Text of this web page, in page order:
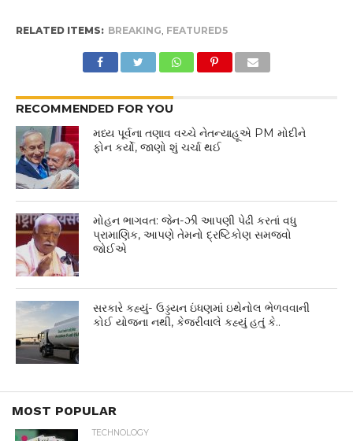
RELATED ITEMS: BREAKING, FEATURED5
RECOMMENDED FOR YOU
મધ્ય પૂર્વના તણાવ વચ્ચે નેતન્યાહૂએ PM મોદીને
ફોન કર્યો, જાણો શું ચર્ચા થઈ
મોહન ભાગવત: જેન-ઝી આપણી પેઢી કરતાં વધુ
પ્રામાણિક, આપણે તેમનો દ્રષ્ટિકોણ સમજવો
જોઈએ
સરકારે કહ્યું- ઉડ્ડયન ઇંધણમાં ઇથેનોલ ભેળવવાની
કોઈ યોજના નથી, કેજરીવાલે કહ્યું હતું કે..
MOST POPULAR
TECHNOLOGY